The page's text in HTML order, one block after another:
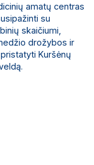
amatų centras
su
skaičiumi,
drožybos ir
Kuršėnų